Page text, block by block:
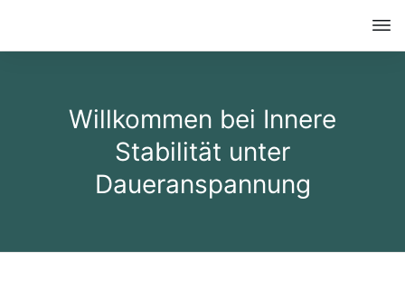
Willkommen bei Innere
Stabilität unter
Daueranspannung